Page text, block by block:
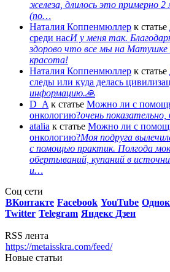
железа, длилось это примерно 2
(по…
Наталия Коппенмюллер к статье
среди насИ у меня так.
здорово что все мы на
красота!
Наталия Коппенмюллер к статье
следы или куда делась
информацию.🙏
D_A к статье Можно ли с
онкологию?очень
atalia к статье Можно ли с
онкологию?Моя подруга
с помощью практик. Полгода
обертываний, купаний в
и…
Соц сети
ВКонтакте Facebook YouTube
Twitter Telegram Яндекс Дзен
RSS лента
https://metaisskra.com/feed/
Новые статьи